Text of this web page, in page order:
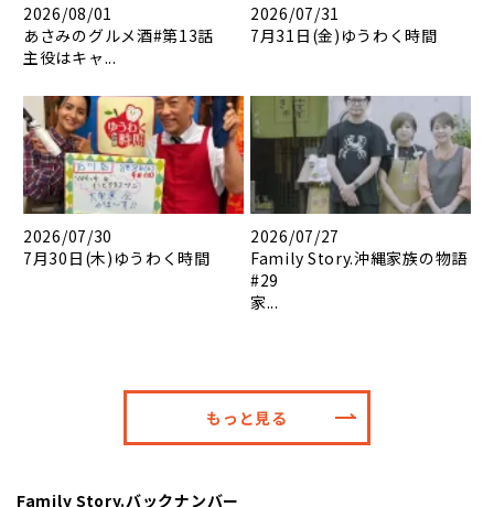
2026/08/01
あさみのグルメ酒#第13話
主役はキャ...
2026/07/31
7月31日(金)ゆうわく時間
2026/07/30
7月30日(木)ゆうわく時間
2026/07/27
Family Story.沖縄家族の物語
#29
家...
もっと見る
Family Story.バックナンバー